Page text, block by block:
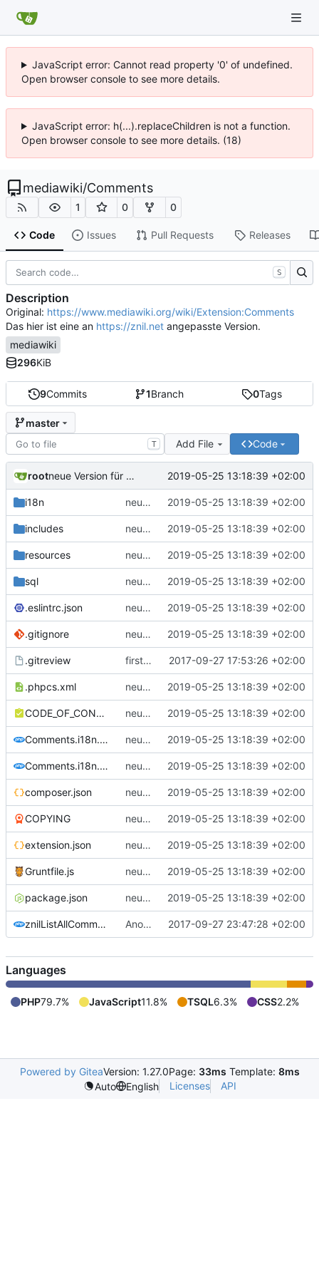
JavaScript error: Cannot read property '0' of undefined.
Open browser console to see more details.
JavaScript error: h(...).replaceChildren is not a function.
Open browser console to see more details. (18)
mediawiki/Comments
1 0 0
Code Issues Pull Requests Releases
9Commits 1Branch 0Tags
master
T Add File Code
root neue Version für Mediawiki ab Version 1.32 2019-05-25 13:18:39 +02:00
i18n neue Version für Mediawiki ab Version 1.32 2019-05-25 13:18:39 +02:00
includes neue Version für Mediawiki ab Version 1.32 2019-05-25 13:18:39 +02:00
resources neue Version für Mediawiki ab Version 1.32 2019-05-25 13:18:39 +02:00
sql neue Version für Mediawiki ab Version 1.32 2019-05-25 13:18:39 +02:00
.eslintrc.json neue Version für Mediawiki ab Version 1.32 2019-05-25 13:18:39 +02:00
.gitignore neue Version für Mediawiki ab Version 1.32 2019-05-25 13:18:39 +02:00
.gitreview first commit 2017-09-27 17:53:26 +02:00
.phpcs.xml neue Version für Mediawiki ab Version 1.32 2019-05-25 13:18:39 +02:00
CODE_OF_CONDUCT.md neue Version für Mediawiki ab Version 1.32 2019-05-25 13:18:39 +02:00
Comments.i18n.alias.php neue Version für Mediawiki ab Version 1.32 2019-05-25 13:18:39 +02:00
Comments.i18n.magic.php neue Version für Mediawiki ab Version 1.32 2019-05-25 13:18:39 +02:00
composer.json neue Version für Mediawiki ab Version 1.32 2019-05-25 13:18:39 +02:00
COPYING neue Version für Mediawiki ab Version 1.32 2019-05-25 13:18:39 +02:00
extension.json neue Version für Mediawiki ab Version 1.32 2019-05-25 13:18:39 +02:00
Gruntfile.js neue Version für Mediawiki ab Version 1.32 2019-05-25 13:18:39 +02:00
package.json neue Version für Mediawiki ab Version 1.32 2019-05-25 13:18:39 +02:00
znilListAllComments.php Anonym statt IP anzeigen 2017-09-27 23:47:28 +02:00
S
Description
Original: https://www.mediawiki.org/wiki/Extension:Comments
Das hier ist eine an https://znil.net angepasste Version.
mediawiki
296KiB
Languages
PHP79.7% JavaScript11.8% TSQL6.3% CSS2.2%
Powered by GiteaVersion: 1.27.0Page: 33ms Template: 8ms
Auto
English Licenses API